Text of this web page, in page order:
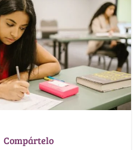
TCompártelo